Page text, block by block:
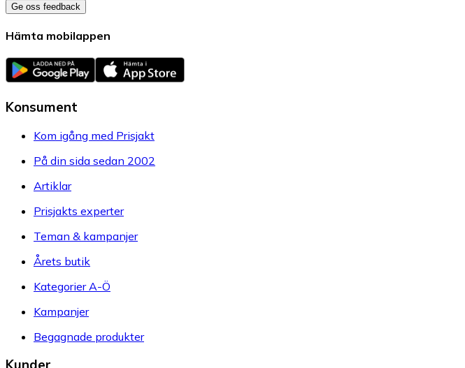
Ge oss feedback
Hämta mobilappen
Konsument
Kom igång med Prisjakt
På din sida sedan 2002
Artiklar
Prisjakts experter
Teman & kampanjer
Årets butik
Kategorier A-Ö
Kampanjer
Begagnade produkter